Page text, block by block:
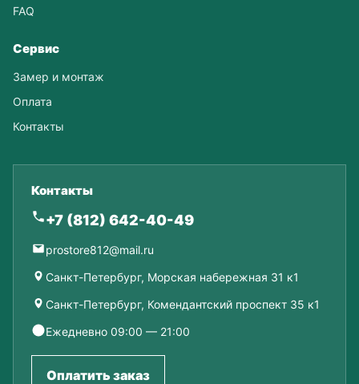
FAQ
Сервис
Замер и монтаж
Оплата
Контакты
Контакты
+7 (812) 642-40-49
prostore812@mail.ru
Санкт-Петербург, Морская набережная 31 к1
Санкт-Петербург, Комендантский проспект 35 к1
Ежедневно 09:00 — 21:00
Оплатить заказ